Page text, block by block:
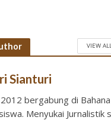
VIEW
Sianturi
bergabung di Bahana
Menyukai Jurnalistik